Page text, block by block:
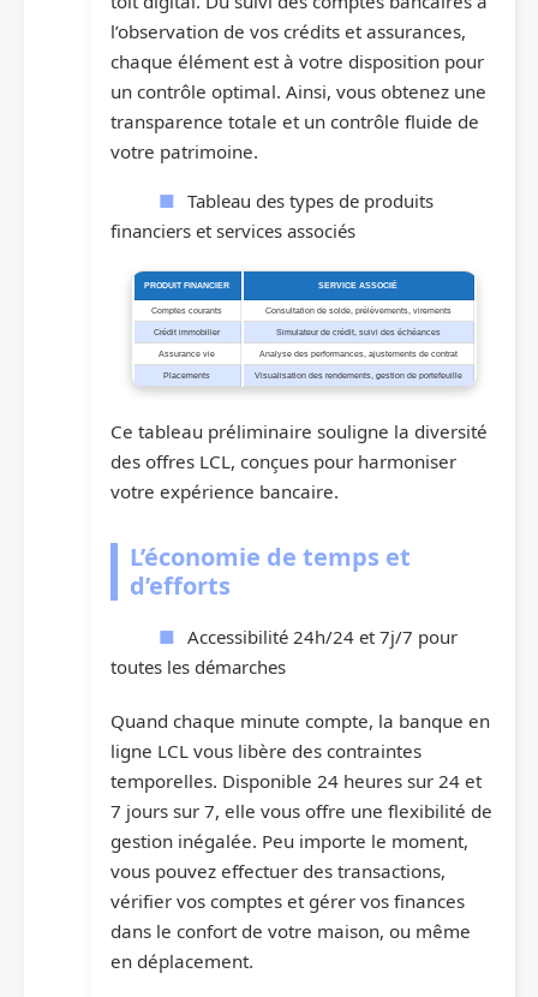
l’observation de vos crédits et assurances,
chaque élément est à votre disposition pour
un contrôle optimal. Ainsi, vous obtenez une
transparence totale et un contrôle fluide de
votre patrimoine.
Tableau des types de produits
financiers et services associés
PRODUIT FINANCIER SERVICE ASSOCIÉ
Comptes courants Consultation de solde, prélèvements, virements
Crédit immobilier Simulateur de crédit, suivi des échéances
Assurance vie Analyse des performances, ajustements de contrat
Placements Visualisation des rendements, gestion de portefeuille
Ce tableau préliminaire souligne la diversité
des offres LCL, conçues pour harmoniser
votre expérience bancaire.
L’économie de temps et
d’efforts
Accessibilité 24h/24 et 7j/7 pour
toutes les démarches
Quand chaque minute compte, la banque en
ligne LCL vous libère des contraintes
temporelles. Disponible 24 heures sur 24 et
7 jours sur 7, elle vous offre une flexibilité de
gestion inégalée. Peu importe le moment,
vous pouvez effectuer des transactions,
vérifier vos comptes et gérer vos finances
dans le confort de votre maison, ou même
en déplacement.